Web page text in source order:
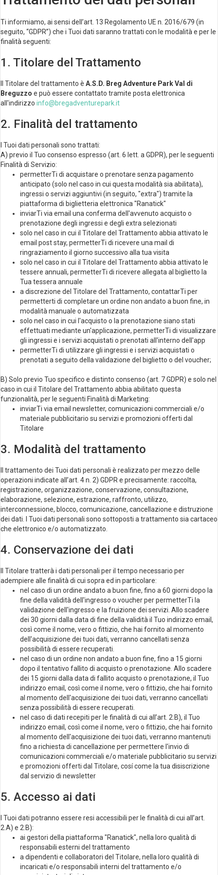
Ti informiamo, ai sensi dell’art. 13 Regolamento UE n. 2016/679 (in
seguito, “GDPR”) che i Tuoi dati saranno trattati con le modalità e per le
finalità seguenti:
1. Titolare del Trattamento
Il Titolare del trattamento è A.S.D. Breg Adventure Park Val di
Breguzzo e può essere contattato tramite posta elettronica
all'indirizzo info@bregadventurepark.it
2. Finalità del trattamento
I Tuoi dati personali sono trattati:
A) previo il Tuo consenso espresso (art. 6 lett. a GDPR), per le seguenti
Finalità di Servizio:
permetterTi di acquistare o prenotare senza pagamento
anticipato (solo nel caso in cui questa modalità sia abilitata),
ingressi o servizi aggiuntivi (in seguito, "extra") tramite la
piattaforma di biglietteria elettronica "Ranatick"
inviarTi via email una conferma dell'avvenuto acquisto o
prenotazione degli ingressi e degli extra selezionati
solo nel caso in cui il Titolare del Trattamento abbia attivato le
email post stay, permetterTi di ricevere una mail di
ringraziamento il giorno successivo alla tua visita
solo nel caso in cui il Titolare del Trattamento abbia attivato le
tessere annuali, permetterTi di ricevere allegata al biglietto la
Tua tessera annuale
a discrezione del Titolare del Trattamento, contattarTi per
permetterti di completare un ordine non andato a buon fine, in
modalità manuale o automatizzata
solo nel caso in cui l'acquisto o la prenotazione siano stati
effettuati mediante un'applicazione, permetterTi di visualizzare
gli ingressi e i servizi acquistati o prenotati all'interno dell'app
permetterTi di utilizzare gli ingressi e i servizi acquistati o
prenotati a seguito della validazione del biglietto o del voucher;
B) Solo previo Tuo specifico e distinto consenso (art. 7 GDPR) e solo nel
caso in cui il Titolare del Trattamento abbia abilitato questa
funzionalità, per le seguenti Finalità di Marketing:
inviarTi via email newsletter, comunicazioni commerciali e/o
materiale pubblicitario su servizi e promozioni offerti dal
Titolare
3. Modalità del trattamento
Il trattamento dei Tuoi dati personali è realizzato per mezzo delle
operazioni indicate all’art. 4 n. 2) GDPR e precisamente: raccolta,
registrazione, organizzazione, conservazione, consultazione,
elaborazione, selezione, estrazione, raffronto, utilizzo,
interconnessione, blocco, comunicazione, cancellazione e distruzione
dei dati. I Tuoi dati personali sono sottoposti a trattamento sia cartaceo
che elettronico e/o automatizzato.
4. Conservazione dei dati
Il Titolare tratterà i dati personali per il tempo necessario per
adempiere alle finalità di cui sopra ed in particolare:
nel caso di un ordine andato a buon fine, fino a 60 giorni dopo la
fine della validità dell'ingresso o voucher per permetterTi la
validazione dell'ingresso e la fruizione dei servizi. Allo scadere
dei 30 giorni dalla data di fine della validità il Tuo indirizzo email,
così come il nome, vero o fittizio, che hai fornito al momento
dell'acquisizione dei tuoi dati, verranno cancellati senza
possibilità di essere recuperati.
nel caso di un ordine non andato a buon fine, fino a 15 giorni
dopo il tentativo fallito di acquisto o prenotazione. Allo scadere
dei 15 giorni dalla data di fallito acquisto o prenotazione, il Tuo
indirizzo email, così come il nome, vero o fittizio, che hai fornito
al momento dell'acquisizione dei tuoi dati, verranno cancellati
senza possibilità di essere recuperati.
nel caso di dati recepiti per le finalità di cui all’art. 2.B), il Tuo
indirizzo email, così come il nome, vero o fittizio, che hai fornito
al momento dell'acquisizione dei tuoi dati, verranno mantenuti
fino a richiesta di cancellazione per permettere l'invio di
comunicazioni commerciali e/o materiale pubblicitario su servizi
e promozioni offerti dal Titolare, cosí come la tua disiscrizione
dal servizio di newsletter
5. Accesso ai dati
I Tuoi dati potranno essere resi accessibili per le finalità di cui all’art.
2.A) e 2.B):
ai gestori della piattaforma "Ranatick", nella loro qualità di
responsabili esterni del trattamento
a dipendenti e collaboratori del Titolare, nella loro qualità di
incaricati e/o responsabili interni del trattamento e/o